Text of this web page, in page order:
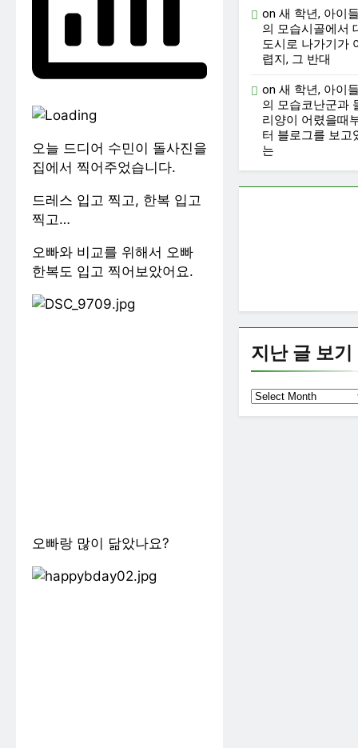
오늘 드디어 수민이 돌사진을
집에서 찍어주었습니다.
드레스 입고 찍고, 한복 입고
찍고…
오빠와 비교를 위해서 오빠
한복도 입고 찍어보았어요.
오빠랑 많이 닮았나요?
on 새 학년, 아이
의 모습시골에서
도시로 나가기가
렵지, 그 반대
on 새 학년, 아이
의 모습코난군과
리양이 어렸을때
터 블로그를 보고
는
지난 글 보기
지